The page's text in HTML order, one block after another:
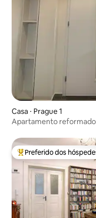
Casa ⋅ Prague 1
Apartamento reformado
Entre os melhores
Preferido dos